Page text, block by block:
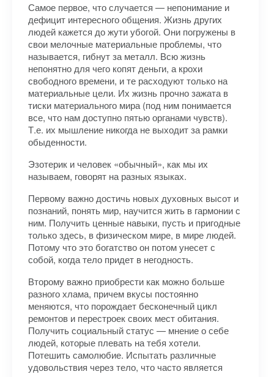
Самое первое, что случается — непонимание и
дефицит интересного общения. Жизнь других
людей кажется до жути убогой. Они погружены в
свои мелочные материальные проблемы, что
называется, гибнут за металл. Всю жизнь
непонятно для чего копят деньги, а крохи
свободного времени, и те расходуют только на
материальные цели. Их жизнь прочно зажата в
тиски материального мира (под ним понимается
все, что нам доступно пятью органами чувств).
Т.е. их мышление никогда не выходит за рамки
обыденности.
Эзотерик и человек «обычный», как мы их
называем, говорят на разных языках.
Первому важно достичь новых духовных высот и
познаний, понять мир, научится жить в гармонии с
ним. Получить ценные навыки, пусть и пригодные
только здесь, в физическом мире, в мире людей.
Потому что это богатство он потом унесет с
собой, когда тело придет в негодность.
Второму важно приобрести как можно больше
разного хлама, причем вкусы постоянно
меняются, что порождает бесконечный цикл
ремонтов и перестроек своих мест обитания.
Получить социальный статус — мнение о себе
людей, которые плевать на тебя хотели.
Потешить самолюбие. Испытать различные
удовольствия через тело, что часто является